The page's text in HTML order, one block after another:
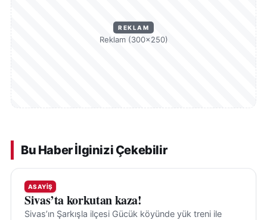
REKLAM
Reklam (300×250)
Bu Haber İlginizi Çekebilir
ASAYIŞ
Sivas’ta korkutan kaza!
Sivas’ın Şarkışla ilçesi Gücük köyünde yük treni ile